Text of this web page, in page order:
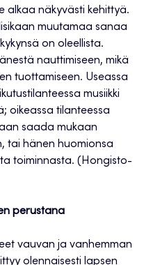
alkaa näkyvästi kehittyä.
muutamaa sanaa
on oleellista.
nauttimiseen, mikä
tuottamiseen. Useassa
musiikki
oikeassa tilanteessa
saada mukaan
tai hänen huomionsa
toiminnasta. (Hongisto-
perustana
vauvan ja vanhemman
olennaisesti lapsen